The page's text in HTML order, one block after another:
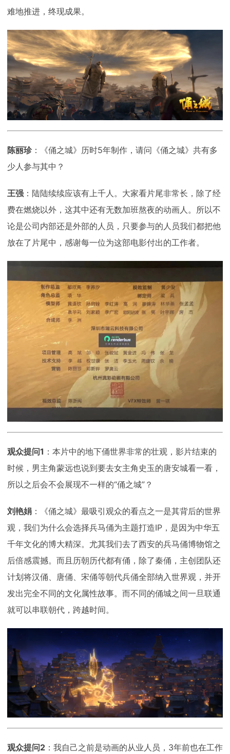
难地推进，终现成果。
陈丽珍：《俑之城》历时5年制作，请问《俑之城》共有多
少人参与其中？
王强 ：陆陆续续应该有上千人。大家看片尾非常长，除了经
费在燃烧以外，这其中还有无数加班熬夜的动画人。所以不
论是公司内部还是外部的人员，只要参与的人员我们都把他
放在了片尾中，感谢每一位为这部电影付出的工作者。
观众提问1 ：本片中的地下俑世界非常的壮观，影片结束的
时候，男主角蒙远也说到要去女主角史玉的唐安城看一看，
所以之后会不会展现不一样的“俑之城”？
刘艳娟 ：《俑之城》最吸引观众的看点之一是其背后的世界
观，我们为什么会选择兵马俑为主题打造IP，是因为中华五
千年文化的博大精深。尤其我们去了西安的兵马俑博物馆之
后倍感震撼。而且历朝历代都有俑，除了秦俑，主创团队还
计划将汉俑、唐俑、宋俑等朝代兵俑全部纳入世界观，并开
发出完全不同的文化属性故事。而不同的俑城之间一旦联通
就可以串联朝代，跨越时间。
观众提问2 ：我自己之前是动画的从业人员，3年前也在工作